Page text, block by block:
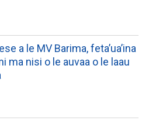
a le MV Barima, feta’ua’ina
ma nisi o le auvaa o le laau